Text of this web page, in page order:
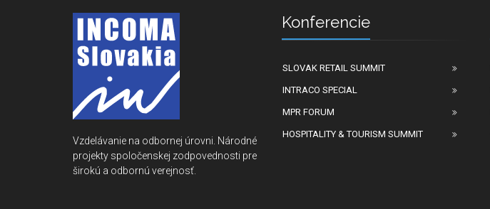
Vzdelávanie na odbornej úrovni. Národné
projekty spoločenskej zodpovednosti pre
širokú a odbornú verejnosť.
Konferencie
SLOVAK RETAIL SUMMIT
INTRACO SPECIAL
MPR FORUM
HOSPITALITY & TOURISM SUMMIT